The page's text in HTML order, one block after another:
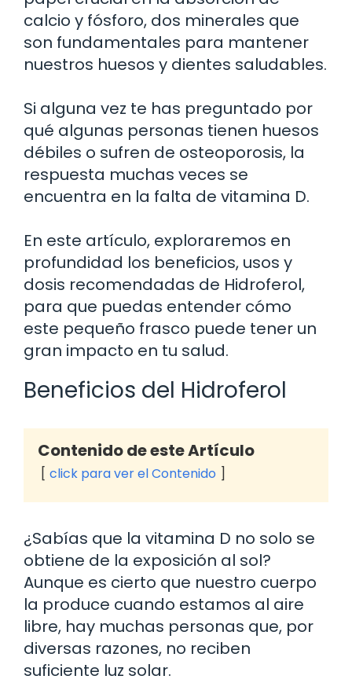
calcio y fósforo, dos minerales que
son fundamentales para mantener
nuestros huesos y dientes saludables.
Si alguna vez te has preguntado por
qué algunas personas tienen huesos
débiles o sufren de osteoporosis, la
respuesta muchas veces se
encuentra en la falta de vitamina D.
En este artículo, exploraremos en
profundidad los beneficios, usos y
dosis recomendadas de Hidroferol,
para que puedas entender cómo
este pequeño frasco puede tener un
gran impacto en tu salud.
Beneficios del Hidroferol
Contenido de este Artículo
click para ver el Contenido
¿Sabías que la vitamina D no solo se
obtiene de la exposición al sol?
Aunque es cierto que nuestro cuerpo
la produce cuando estamos al aire
libre, hay muchas personas que, por
diversas razones, no reciben
suficiente luz solar.